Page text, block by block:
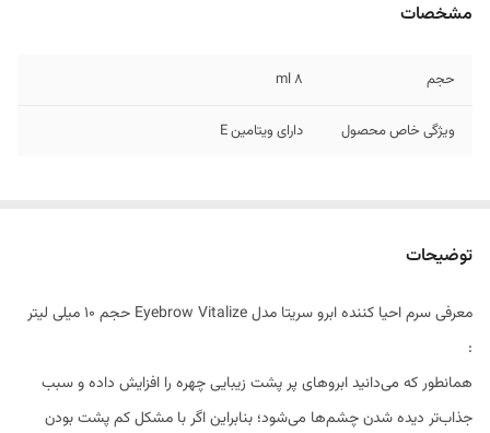
مشخصات
حجم 8 ml
ویژگی خاص محصول دارای ویتامین E
توضیحات
معرفی سرم احیا کننده ابرو سریتا مدل Eyebrow Vitalize حجم 10 میلی لیتر
:
همانطور که می‌دانید ابروهای پر پشت زیبایی چهره را افزایش داده و سبب
جذاب‌تر دیده شدن چشم‌ها می‌شود؛ بنابراین اگر با مشکل کم پشت بودن